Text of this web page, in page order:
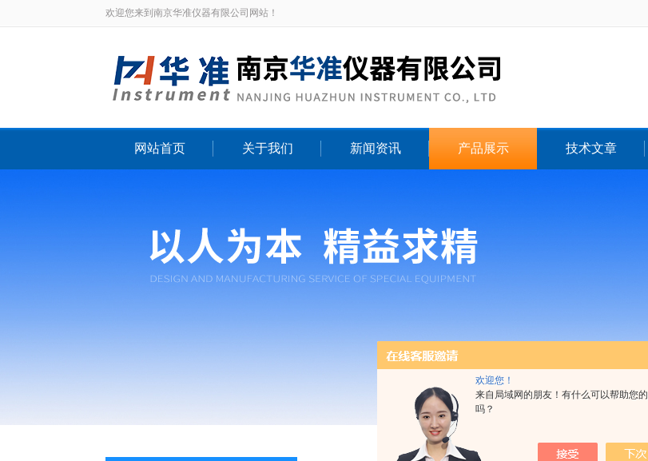
欢迎您！
来自局域网的朋友！有什么可以帮助您的
吗？
欢迎您来到南京华准仪器有限公司网站！
网站首页 关于我们 新闻资讯 产品展示 技术文章